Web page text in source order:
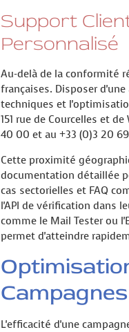
Support
Personnalisé
Au-delà de la conformité
françaises. Disposer
techniques et
151 rue de Courcelles et
40 00 et au +33 (0)3 20
Cette proximité
documentation détaillée
cas sectorielles et FAQ
l'API de vérification dans
comme le Mail Tester ou
permet d'atteindre
L'efficacité d'une